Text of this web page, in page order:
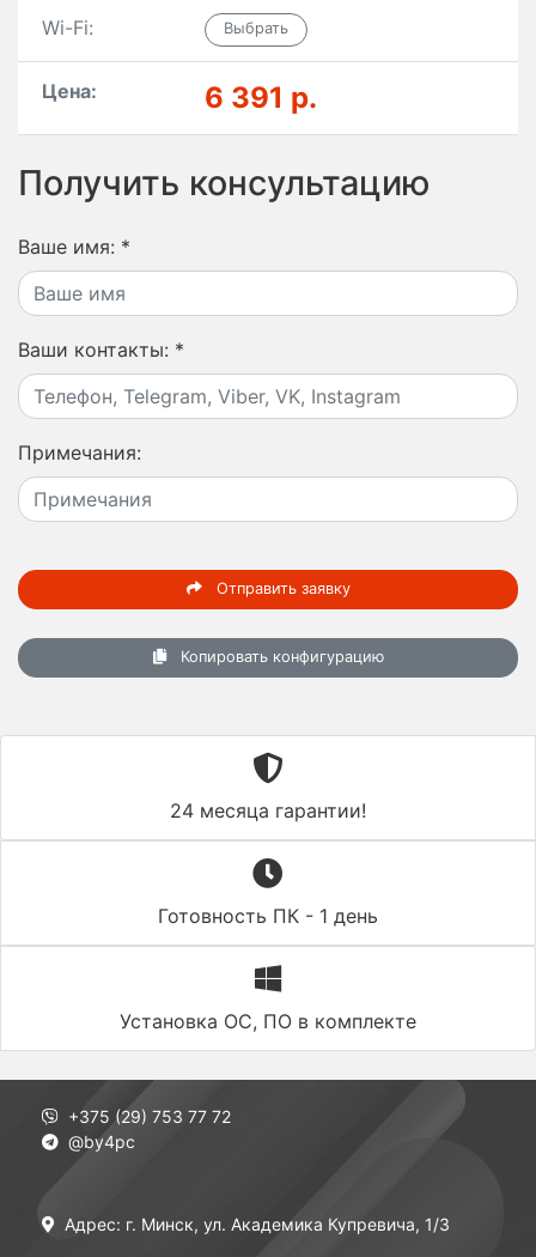
Wi-Fi:
Цена: 6 391 р.
Получить консультацию
Ваше имя: *
Ваши контакты: *
Примечания:
Отправить заявку
Копировать конфигурацию
24 месяца гарантии!
Готовность ПК - 1 день
Установка ОС, ПО в комплекте
+375 (29) 753 77 72
@by4pc
Адрес: г. Минск, ул. Академика Купревича, 1/3